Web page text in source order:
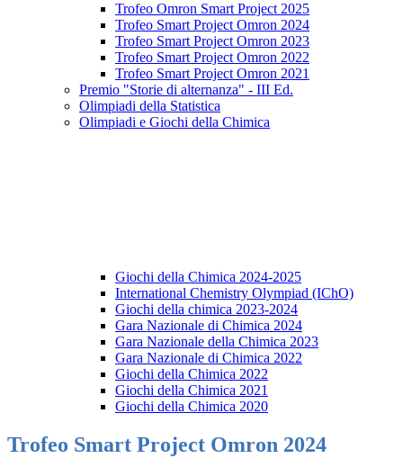
Trofeo Omron Smart Project 2025
Trofeo Smart Project Omron 2024
Trofeo Smart Project Omron 2023
Trofeo Smart Project Omron 2022
Trofeo Smart Project Omron 2021
Premio "Storie di alternanza" - III Ed.
Olimpiadi della Statistica
Olimpiadi e Giochi della Chimica
Giochi della Chimica 2024-2025
International Chemistry Olympiad (IChO)
Giochi della chimica 2023-2024
Gara Nazionale di Chimica 2024
Gara Nazionale della Chimica 2023
Gara Nazionale di Chimica 2022
Giochi della Chimica 2022
Giochi della Chimica 2021
Giochi della Chimica 2020
Trofeo Smart Project Omron 2024